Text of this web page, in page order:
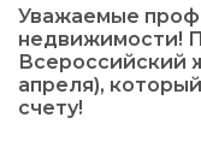
Уважаемые
недвижимости!
Всероссийский
апреля),
счету!